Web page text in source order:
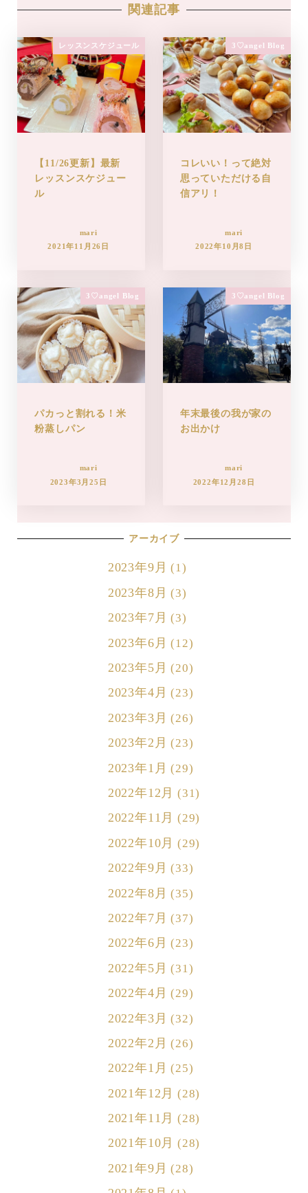
関連記事
レッスンスケジュール
【11/26更新】最新
レッスンスケジュー
ル
mari
2021年11月26日
3♡angel Blog
コレいい！って絶対
思っていただける自
信アリ！
mari
2022年10月8日
3♡angel Blog
パカっと割れる！米
粉蒸しパン
mari
2023年3月25日
3♡angel Blog
年末最後の我が家の
お出かけ
mari
2022年12月28日
アーカイブ
2023年9月 (1)
2023年8月 (3)
2023年7月 (3)
2023年6月 (12)
2023年5月 (20)
2023年4月 (23)
2023年3月 (26)
2023年2月 (23)
2023年1月 (29)
2022年12月 (31)
2022年11月 (29)
2022年10月 (29)
2022年9月 (33)
2022年8月 (35)
2022年7月 (37)
2022年6月 (23)
2022年5月 (31)
2022年4月 (29)
2022年3月 (32)
2022年2月 (26)
2022年1月 (25)
2021年12月 (28)
2021年11月 (28)
2021年10月 (28)
2021年9月 (28)